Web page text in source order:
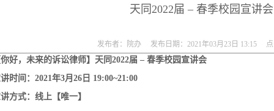
天同2022届 – 春季校园宣讲会
发布者：院办 发布日期：2021年03月23日 13:15 点
好，未来的诉讼律师】天同 2022届 – 春季校园宣讲会
时间： 2021年3月26日 19:00~21:00
方式：线上【唯一】